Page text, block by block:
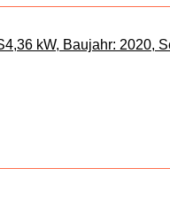
kW, Baujahr: 2020,